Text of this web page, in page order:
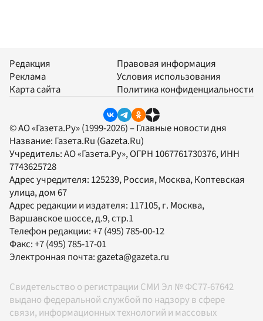
Редакция
Реклама
Карта сайта
Правовая информация
Условия использования
Политика конфиденциальности
© АО «Газета.Ру» (1999-2026) – Главные новости дня
Название: Газета.Ru (Gazeta.Ru)
Учредитель:АО «Газета.Ру», ОГРН 1067761730376, ИНН
7743625728
Адрес учредителя: 125239, Россия, Москва, Коптевская
улица, дом 67
Адрес редакции и издателя: 117105, г. Москва,
Варшавское шоссе, д.9, стр.1
Телефон редакции:+7 (495) 785-00-12
Факс:+7 (495) 785-17-01
Электронная почта:gazeta@gazeta.ru
Свидетельство о регистрации СМИ Эл № ФС77-67642
выдано федеральной службой по надзору в сфере
связи, информационных технологий и массовых